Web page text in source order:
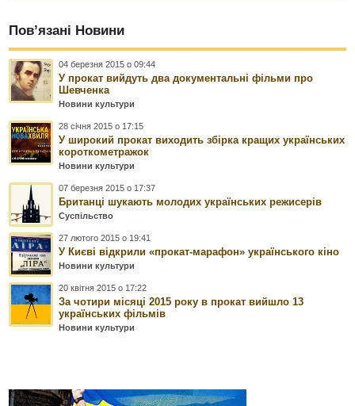
Пов’язані Новини
04 березня 2015 о 09:44
У прокат вийдуть два документальні фільми про
Шевченка
Новини культури
28 січня 2015 о 17:15
У широкий прокат виходить збірка кращих українських
короткометражок
Новини культури
07 березня 2015 о 17:37
Британці шукають молодих українських режисерів
Суспільство
27 лютого 2015 о 19:41
У Києві відкрили «прокат-марафон» українського кіно
Новини культури
20 квітня 2015 о 17:22
За чотири місяці 2015 року в прокат вийшло 13
українських фільмів
Новини культури